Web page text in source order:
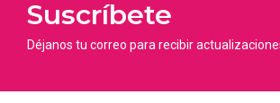
Suscríbete
Déjanos tu correo para recibir